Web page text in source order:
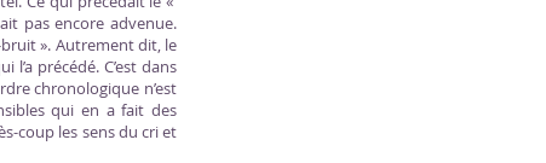
pas encore advenue.
». Autrement dit, le
précédé. C’est dans
chronologique n’est
qui en a fait des
coup les sens du cri et